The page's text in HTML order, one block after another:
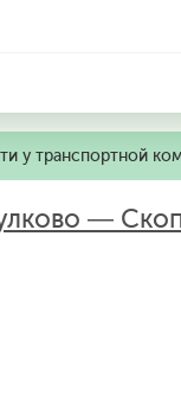
у транспортной
—